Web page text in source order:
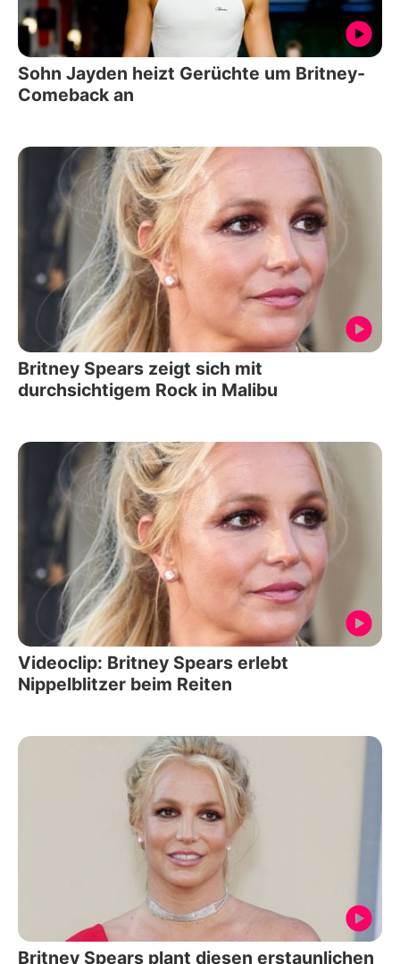
Sohn Jayden heizt Gerüchte um Britney-
Comeback an
Britney Spears zeigt sich mit
durchsichtigem Rock in Malibu
Videoclip: Britney Spears erlebt
Nippelblitzer beim Reiten
Britney Spears plant diesen erstaunlichen